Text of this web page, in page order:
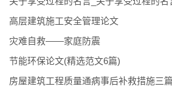
高层建筑施工安全管理论文
灾难自救――家庭防震
节能环保论文(精选范文6篇)
房屋建筑工程质量通病事后补救措施三篇